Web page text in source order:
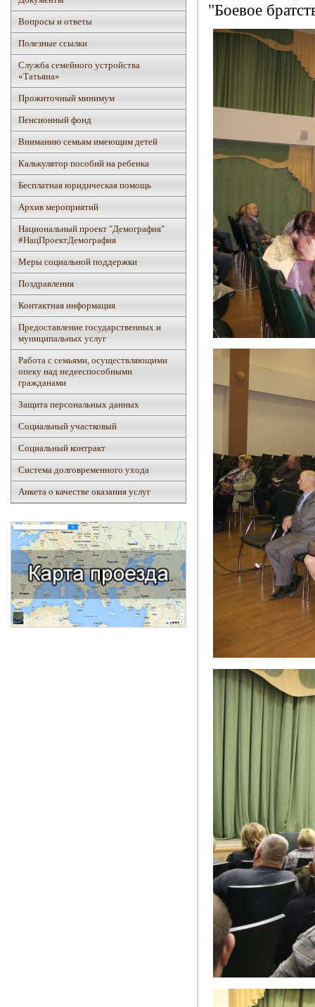
Вопросы и ответы
Полезные ссылки
Служба семейного устройства
«Татьяна»
Прожиточный минимум
Пенсионный фонд
Вниманию семьям имеющим детей
Калькулятор пособий на ребенка
Бесплатная юридическая помощь
Архив мероприятий
Национальный проект "Демография"
#НацПроектДемография
Mеры социальной поддержки
Поздравления
Контактная информация
Предоставление государственных и
муниципальных услуг
Работа с семьями, осуществляющими
опеку над недееспособными
гражданами
Защита персональных данных
Социальный участковый
Социальный контракт
Система долговременного ухода
Анкета о качестве оказания услуг
"Боевое